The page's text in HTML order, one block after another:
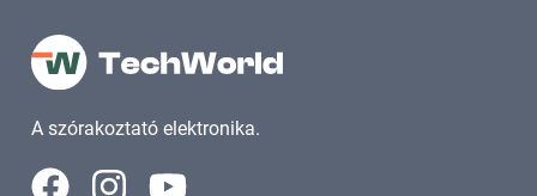
A szórakoztató elektronika.